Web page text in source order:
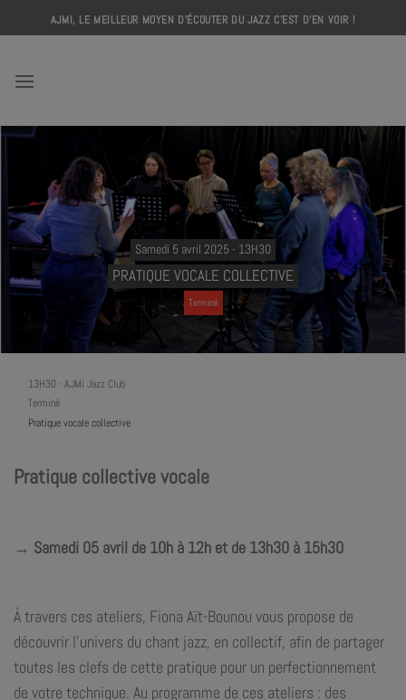
to
AJMI, LE MEILLEUR MOYEN D'ÉCOUTER DU JAZZ C'EST D'EN VOIR !
Samedi 5 avril 2025 - 13H30
PRATIQUE VOCALE COLLECTIVE
Terminé
13H30 - AJMi Jazz Club
Terminé
Pratique vocale collective
Pratique collective vocale
→ Samedi 05 avril de 10h à 12h et de 13h30 à 15h30
À travers ces ateliers, Fiona Aït-Bounou vous propose de
découvrir l’univers du chant jazz, en collectif, afin de partager
toutes les clefs de cette pratique pour un perfectionnement
de votre technique. Au programme de ces ateliers : des